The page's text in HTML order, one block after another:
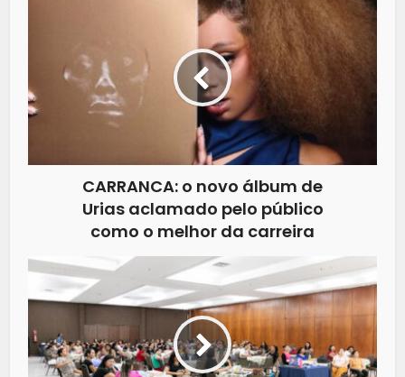
CARRANCA: o novo álbum de
Urias aclamado pelo público
como o melhor da carreira